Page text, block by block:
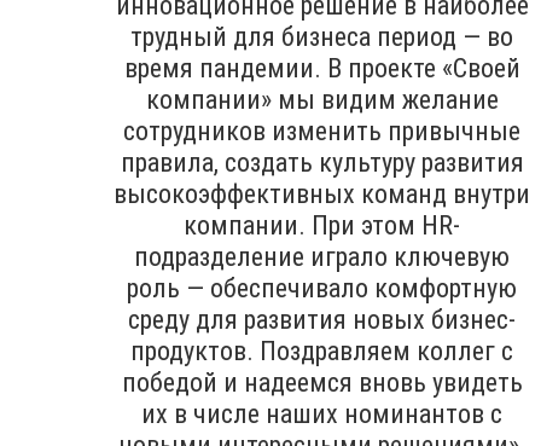
трудный для бизнеса период — во
время пандемии. В проекте «Своей
компании» мы видим желание
сотрудников изменить привычные
правила, создать культуру развития
высокоэффективных команд внутри
компании. При этом HR-
подразделение играло ключевую
роль — обеспечивало комфортную
среду для развития новых бизнес-
продуктов. Поздравляем коллег с
победой и надеемся вновь увидеть
их в числе наших номинантов с